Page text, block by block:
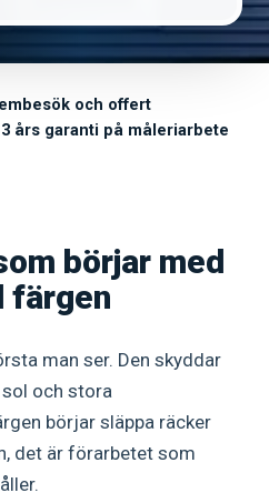
och offert
3 års garanti på måleriarbete
börjar med
färgen
man ser. Den skyddar
och stora
börjar släppa räcker
det är förarbetet som